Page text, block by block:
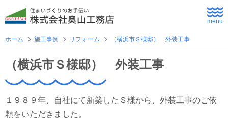
menu
ホーム
よくあるご質問
ホーム 施工事例 リフォーム （横浜市Ｓ様邸） 外装工事
（横浜市Ｓ様邸） 外装工事
１９８９年、自社にて新築したＳ様から、外装工事のご依
頼をいただきました。